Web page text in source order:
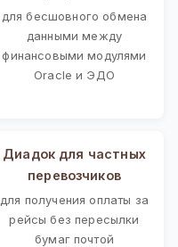
для бесшовного обмена
данными между
финансовыми модулями
Oracle и ЭДО
Диадок для частных
перевозчиков
для получения оплаты за
рейсы без пересылки
бумаг почтой